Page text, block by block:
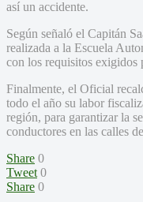
así un accidente.
Según señaló el Capitán
realizada a la Escuela
con los requisitos exigidos
Finalmente, el Oficial
todo el año su labor
región, para garantizar la
conductores en las calles
Share 0
Tweet 0
Share 0